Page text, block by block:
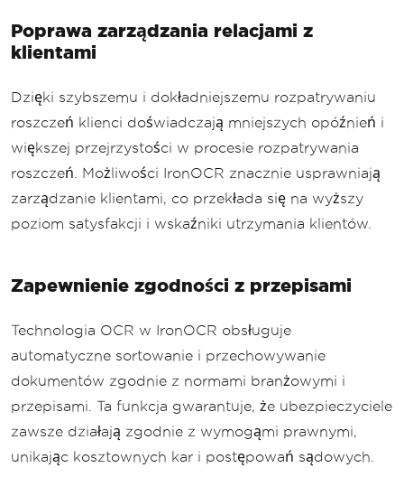
Poprawa zarządzania relacjami z
klientami
Dzięki szybszemu i dokładniejszemu rozpatrywaniu
roszczeń klienci doświadczają mniejszych opóźnień i
większej przejrzystości w procesie rozpatrywania
roszczeń. Możliwości IronOCR znacznie usprawniają
zarządzanie klientami, co przekłada się na wyższy
poziom satysfakcji i wskaźniki utrzymania klientów.
Zapewnienie zgodności z przepisami
Technologia OCR w IronOCR obsługuje
automatyczne sortowanie i przechowywanie
dokumentów zgodnie z normami branżowymi i
przepisami. Ta funkcja gwarantuje, że ubezpieczyciele
zawsze działają zgodnie z wymogąmi prawnymi,
unikając kosztownych kar i postępowań sądowych.